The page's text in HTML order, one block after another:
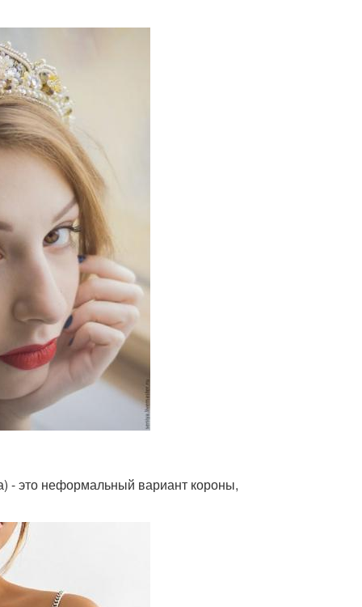
- это неформальный вариант короны,